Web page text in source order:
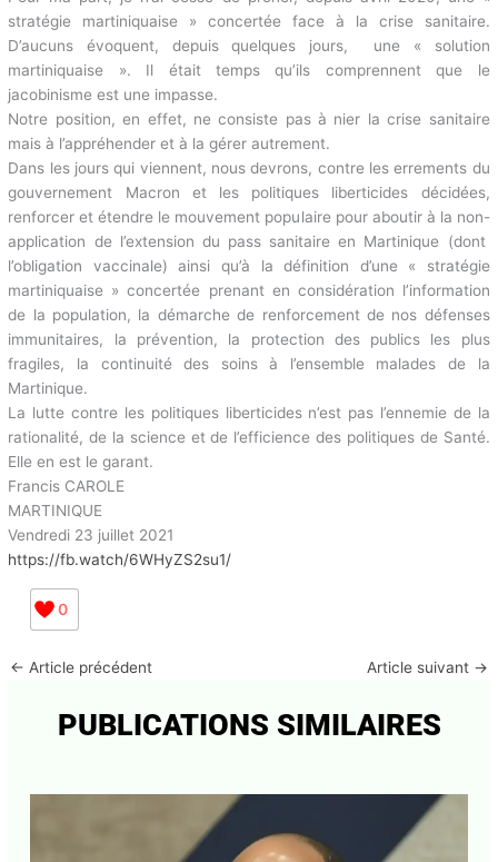
En attendant.
Pour ma part, je n’ai cessé de prôner, depuis avril 2020, une «
stratégie martiniquaise » concertée face à la crise sanitaire.
D’aucuns évoquent, depuis quelques jours, une « solution
martiniquaise ». Il était temps qu’ils comprennent que le
jacobinisme est une impasse.
Notre position, en effet, ne consiste pas à nier la crise sanitaire
mais à l’appréhender et à la gérer autrement.
Dans les jours qui viennent, nous devrons, contre les errements
du gouvernement Macron et les politiques liberticides décidées,
renforcer et étendre le mouvement populaire pour aboutir à la
non-application de l’extension du pass sanitaire en Martinique
(dont l’obligation vaccinale) ainsi qu’à la définition d’une «
stratégie martiniquaise » concertée prenant en considération
l’information de la population, la démarche de renforcement de
nos défenses immunitaires, la prévention, la protection des
publics les plus fragiles, la continuité des soins à l’ensemble
malades de la Martinique.
La lutte contre les politiques liberticides n’est pas l’ennemie de la
rationalité, de la science et de l’efficience des politiques de
Santé. Elle en est le garant.
Francis CAROLE
MARTINIQUE
https://fb.watch/6WHyZS2su1/
Article précédent Article suivant